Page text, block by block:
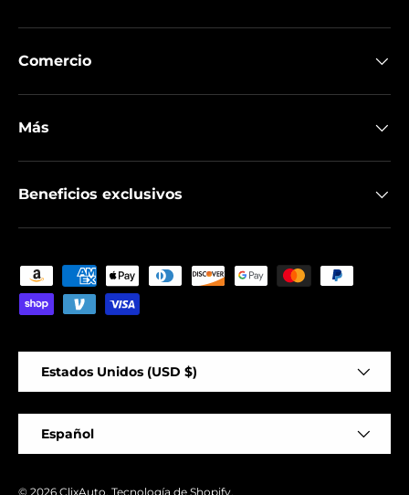
Comercio
Más
Beneficios exclusivos
Formas de pago aceptadas
Estados Unidos (USD $)
Español
© 2026 ClixAuto. Tecnología de Shopify.